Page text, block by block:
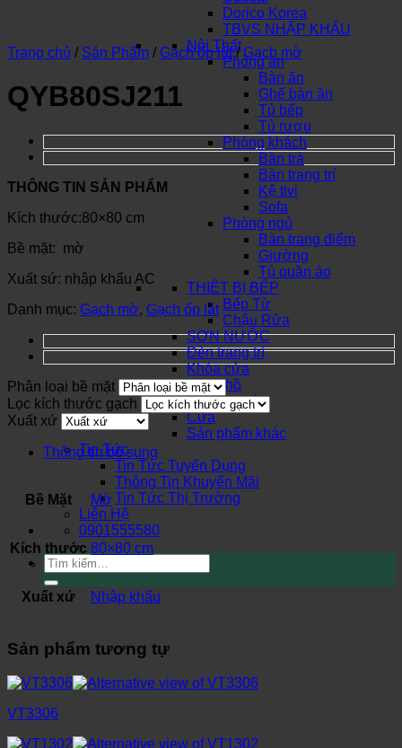
Dorico Korea
TBVS NHẬP KHẨU
Nội Thất
Phòng ăn
Bàn ăn
Ghế bàn ăn
Tủ bếp
Tủ rượu
Phòng khách
Bàn trà
Bàn trang trí
Kệ tivi
Sofa
Phòng ngủ
Bàn trang điểm
Giường
Tủ quần áo
THIẾT BỊ BẾP
Bếp Từ
Chậu Rửa
SƠN NƯỚC
Đèn trang trí
Khóa cửa
Đồng hồ
Đồ trang trí
Cửa
Sản phẩm khác
Tin Tức
Tin Tức Tuyển Dụng
Thông Tin Khuyến Mãi
Tin Tức Thị Trường
Liên Hệ
0901555580
Tìm
kiếm:
Trang chủ / Sản Phẩm / Gạch ốp lát / Gạch mờ
QYB80SJ211
THÔNG TIN SẢN PHẨM
Kích thước:80×80 cm
Bề mặt: mờ
Xuất sứ: nhập khẩu AC
Danh mục: Gạch mờ, Gạch ốp lát
Phân loại bề mặt
Lọc kích thước gạch
Xuất xứ
Thông tin bổ sung
Bề Mặt Mờ
Kích thước 80×80 cm
Xuất xứ Nhập khẩu
Sản phẩm tương tự
VT3306